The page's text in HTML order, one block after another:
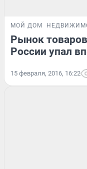
МОЙ ДОМ
Рынок
России упал
15 февраля, 2016, 16:22